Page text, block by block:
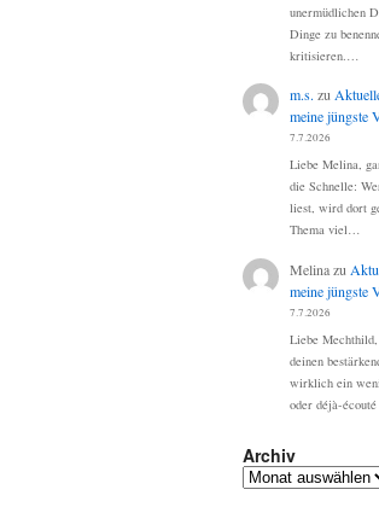
unermüdlichen
Dinge zu
kritisieren.…
m.s. zu
meine jüngste
7.7.2026
Liebe Melina,
die Schnelle:
liest, wird dort
Thema viel…
Melinazu
meine jüngste
7.7.2026
Liebe
deinen
wirklich ein
oder déjà-
Archiv
Archiv